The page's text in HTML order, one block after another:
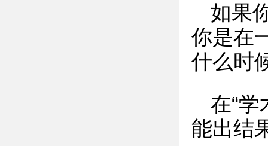
如果
你是在
什么时
在“
能出结